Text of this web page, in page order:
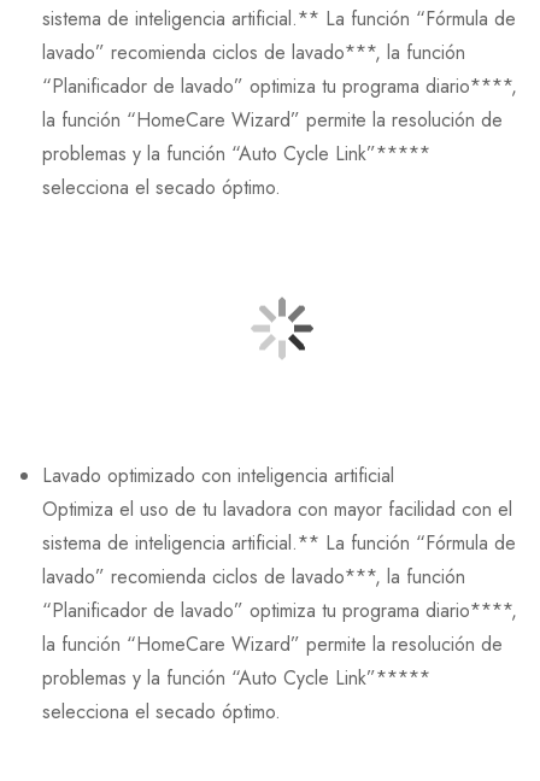
sistema de inteligencia artificial.** La función “Fórmula de
lavado” recomienda ciclos de lavado***, la función
“Planificador de lavado” optimiza tu programa diario****,
la función “HomeCare Wizard” permite la resolución de
problemas y la función “Auto Cycle Link”*****
selecciona el secado óptimo.
Lavado optimizado con inteligencia artificial
Optimiza el uso de tu lavadora con mayor facilidad con el
sistema de inteligencia artificial.** La función “Fórmula de
lavado” recomienda ciclos de lavado***, la función
“Planificador de lavado” optimiza tu programa diario****,
la función “HomeCare Wizard” permite la resolución de
problemas y la función “Auto Cycle Link”*****
selecciona el secado óptimo.